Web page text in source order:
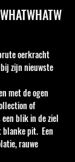
oerkracht
zijn nieuwste
met de ogen
of
blik in de ziel
pit.  Een
rauwe